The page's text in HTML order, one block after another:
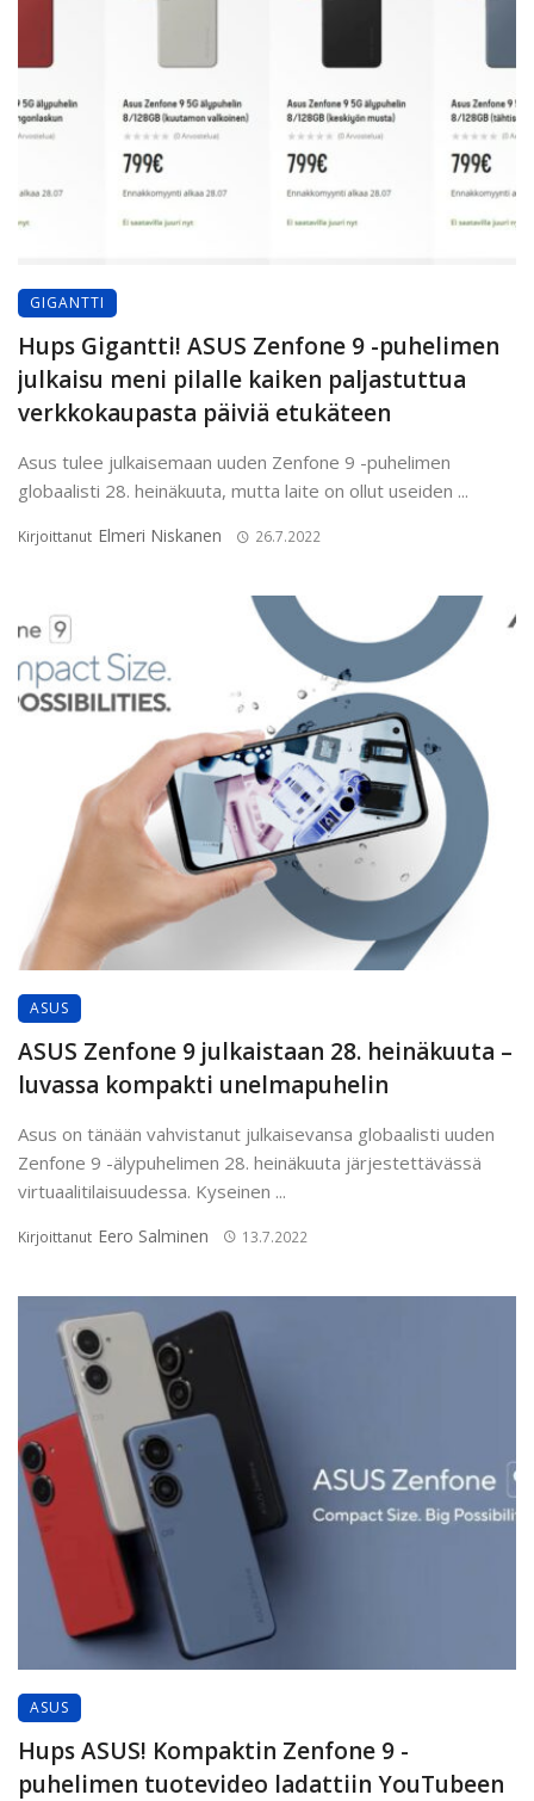
GIGANTTI
Hups Gigantti! ASUS Zenfone 9 -puhelimen
julkaisu meni pilalle kaiken paljastuttua
verkkokaupasta päiviä etukäteen
Asus tulee julkaisemaan uuden Zenfone 9 -puhelimen
globaalisti 28. heinäkuuta, mutta laite on ollut useiden ...
Kirjoittanut Elmeri Niskanen 26.7.2022
ASUS
ASUS Zenfone 9 julkaistaan 28. heinäkuuta –
luvassa kompakti unelmapuhelin
Asus on tänään vahvistanut julkaisevansa globaalisti uuden
Zenfone 9 -älypuhelimen 28. heinäkuuta järjestettävässä
virtuaalitilaisuudessa. Kyseinen ...
Kirjoittanut Eero Salminen 13.7.2022
ASUS
Hups ASUS! Kompaktin Zenfone 9 -
puhelimen tuotevideo ladattiin YouTubeen